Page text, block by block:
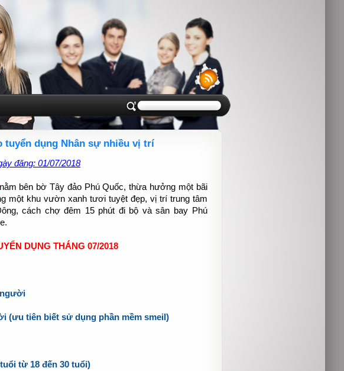
tuyển dụng Nhân sự nhiều vị trí
đăng: 01/07/2018
nằm bên bờ Tây đảo Phú Quốc, thừa hưởng một bãi
một khu vườn xanh tươi tuyệt đẹp, vị trí trung tâm
cách chợ đêm 15 phút đi bộ và sân bay Phú
DỤNG THÁNG 07/2018
người
(ưu tiên biết sử dụng phần mềm smeil)
từ 18 đến 30 tuổi)